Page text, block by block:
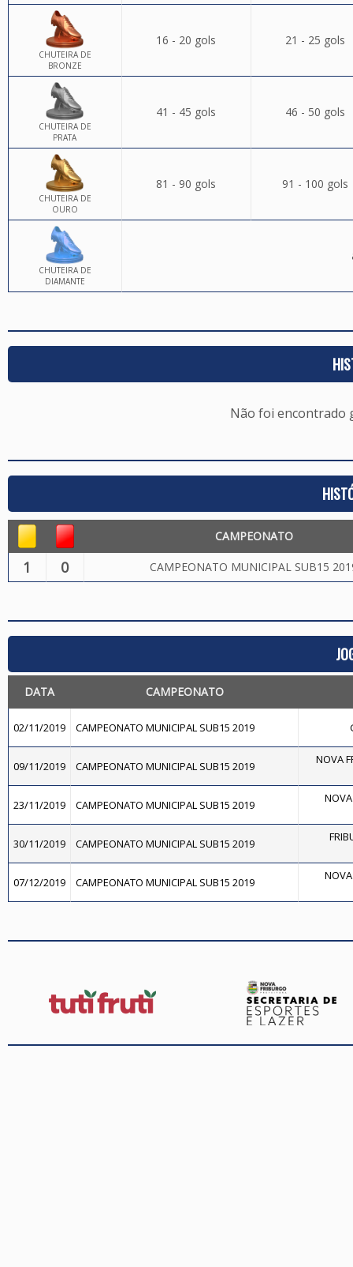
CHUTEIRA DE
BRONZE
16 - 20 gols 21 - 25 gols
CHUTEIRA DE
PRATA
41 - 45 gols 46 - 50 gols
CHUTEIRA DE
OURO
81 - 90 gols 91 - 100 gols
CHUTEIRA DE
DIAMANTE
Não foi encontrado
CAMPEONATO
1 0 CAMPEONATO MUNICIPAL SUB15
DATA CAMPEONATO
02/11/2019 CAMPEONATO MUNICIPAL SUB15 2019
09/11/2019 CAMPEONATO MUNICIPAL SUB15 2019 NOVA
23/11/2019 CAMPEONATO MUNICIPAL SUB15 2019
30/11/2019 CAMPEONATO MUNICIPAL SUB15 2019
07/12/2019 CAMPEONATO MUNICIPAL SUB15 2019